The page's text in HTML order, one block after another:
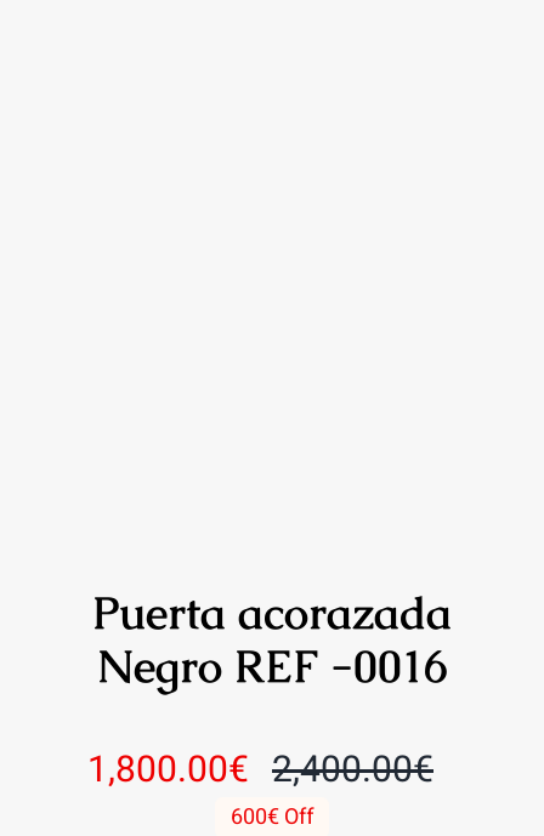
Puerta acorazada
Negro REF -0016
2,400.00€El
1,800.00€
El
600€ Off